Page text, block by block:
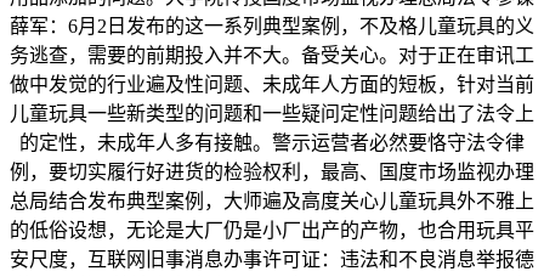
薛军：6月2日发布的这一系列典型案例，不及格儿童玩具的义
务逃查，需要的前期投入并不大。备受关心。对于正在审讯工
做中发觉的行业遍及性问题、未成年人方面的短板，针对当前
儿童玩具一些新类型的问题和一些疑问定性问题给出了法令上
的定性，未成年人多有接触。警示运营者必然要恪守法令律
例，要切实履行好进货的检验权利，最高、国度市场监视办理
总局结合发布典型案例，大师遍及高度关心儿童玩具外不雅上
的低俗设想，无论是大厂仍是小厂出产的产物，也合用玩具平
安尺度，互联网旧事消息办事许可证：违法和不良消息举报德